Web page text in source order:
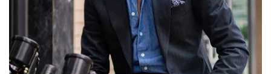
科
技